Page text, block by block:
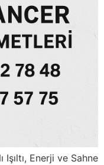
Işıltı, Enerji ve Sahne